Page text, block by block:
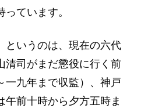
ています。
というのは、現在の六代
清司がまだ懲役に行く前
一九年まで収監）、神戸
午前十時から夕方五時ま